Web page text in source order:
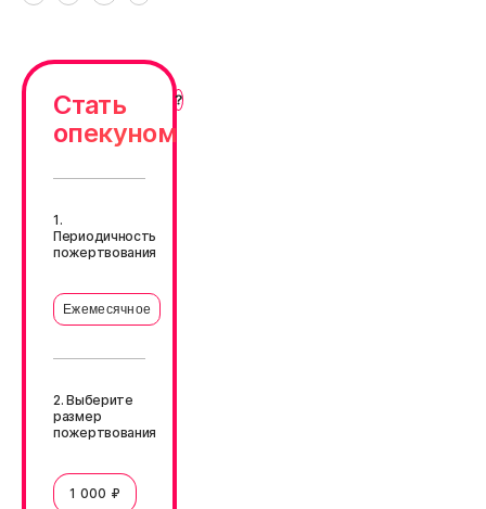
Стать
опекуном
1.
Периодичность
пожертвования
Ежемесячное
2. Выберите
размер
пожертвования
1 000 ₽